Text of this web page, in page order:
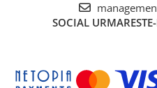
SOCIAL